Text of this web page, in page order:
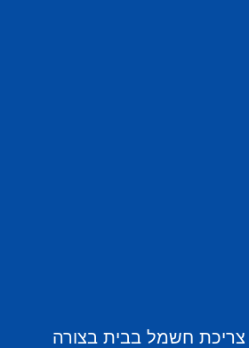
חשמל בבית בצורה